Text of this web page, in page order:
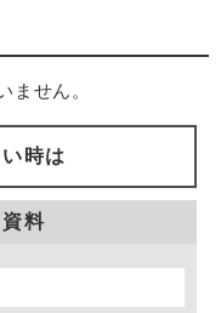
ません。
時は
料